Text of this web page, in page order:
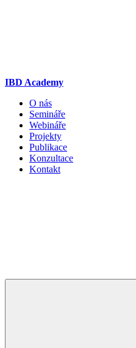
IBD Academy
O nás
Semináře
Webináře
Projekty
Publikace
Konzultace
Kontakt